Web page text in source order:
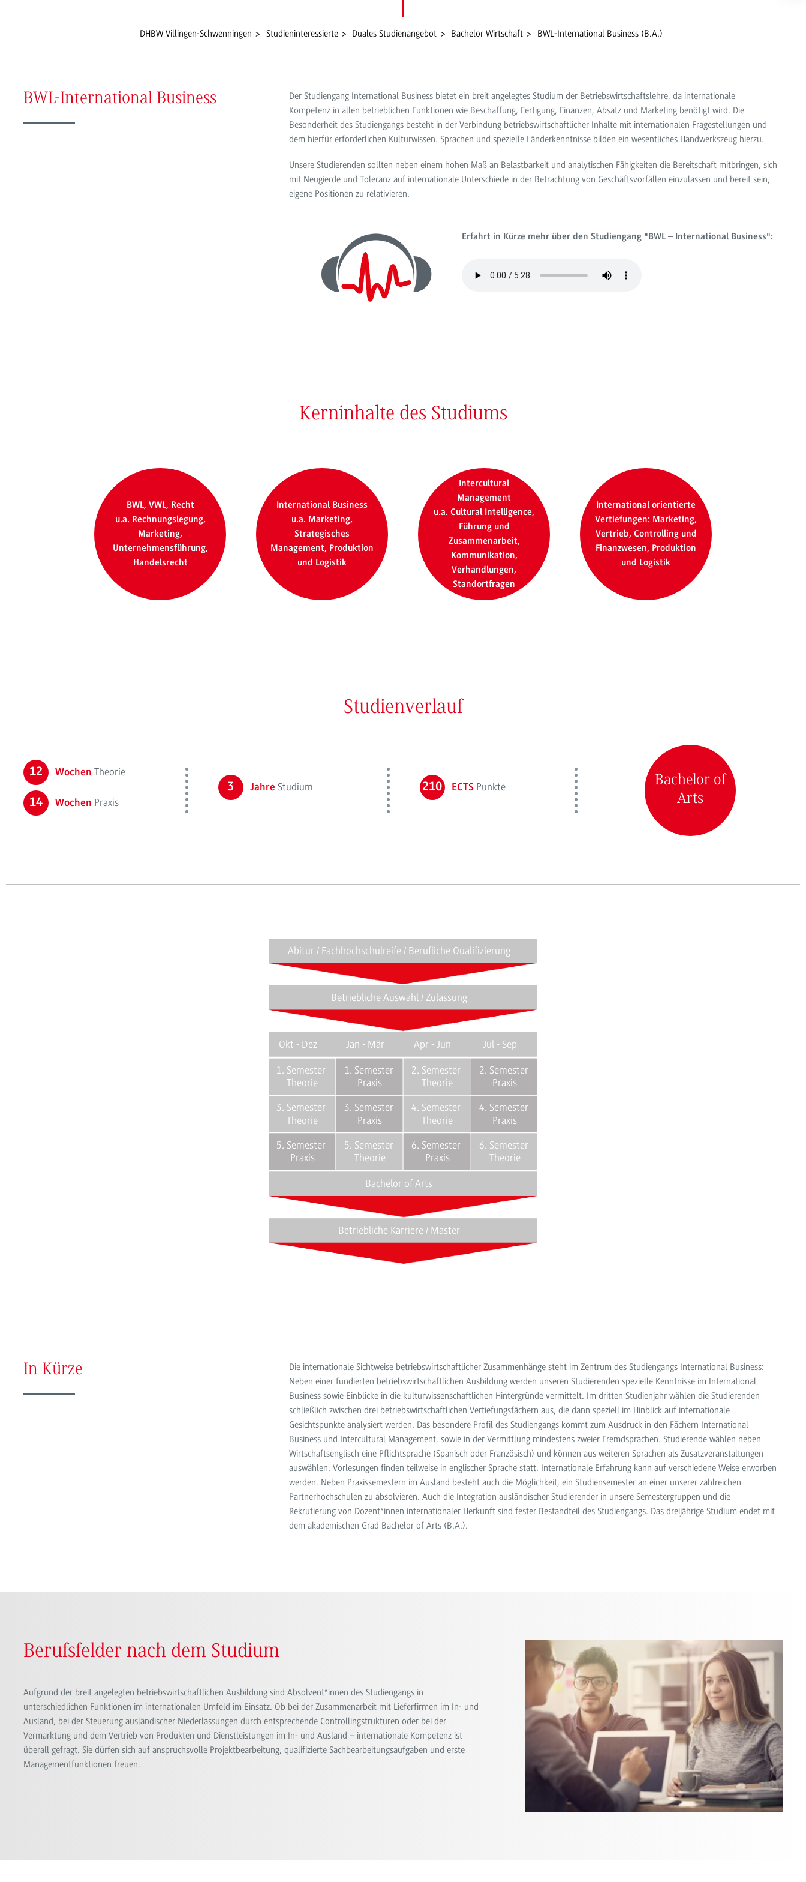
DHBW Villingen-Schwenningen Studieninteressierte Duales Studienangebot Bachelor Wirtschaft BWL-International Business (B.A.)
BWL-International Business
Der Studiengang International Business bietet ein breit angelegtes Studium der Betriebswirtschaftslehre, da internationale
Kompetenz in allen betrieblichen Funktionen wie Beschaffung, Fertigung, Finanzen, Absatz und Marketing benötigt wird. Die
Besonderheit des Studiengangs besteht in der Verbindung betriebswirtschaftlicher Inhalte mit internationalen Fragestellungen und
dem hierfür erforderlichen Kulturwissen. Sprachen und spezielle Länderkenntnisse bilden ein wesentliches Handwerkszeug hierzu.
Unsere Studierenden sollten neben einem hohen Maß an Belastbarkeit und analytischen Fähigkeiten die Bereitschaft mitbringen, sich
mit Neugierde und Toleranz auf internationale Unterschiede in der Betrachtung von Geschäftsvorfällen einzulassen und bereit sein,
eigene Positionen zu relativieren.
Erfahrt in Kürze mehr über den Studiengang "BWL – International Business":
Kerninhalte des Studiums
BWL, VWL, Recht
u.a. Rechnungslegung,
Marketing,
Unternehmensführung,
Handelsrecht
International Business
u.a. Marketing,
Strategisches
Management, Produktion
und Logistik
Intercultural
Management
u.a. Cultural Intelligence,
Führung und
Zusammenarbeit,
Kommunikation,
Verhandlungen,
Standortfragen
International orientierte
Vertiefungen: Marketing,
Vertrieb, Controlling und
Finanzwesen, Produktion
und Logistik
Studienverlauf
12 Wochen Theorie
14 Wochen Praxis
3 Jahre Studium 210 ECTSPunkte
Bachelor of
Arts
Abitur / Fachhochschulreife / Berufliche Qualifizierung
Betriebliche Auswahl / Zulassung
Bachelor of Arts
Betriebliche Karriere / Master
Okt - Dez
1. Semester
Theorie
3. Semester
Theorie
5. Semester
Praxis
1. Semester
Praxis
3. Semester
Praxis
5. Semester
Theorie
2. Semester
Theorie
4. Semester
Theorie
6. Semester
Praxis
2. Semester
Praxis
4. Semester
Praxis
6. Semester
Theorie
Apr - Jun
Jan - Mär Jul - Sep
In Kürze
Die internationale Sichtweise betriebswirtschaftlicher Zusammenhänge steht im Zentrum des Studiengangs International Business:
Neben einer fundierten betriebswirtschaftlichen Ausbildung werden unseren Studierenden spezielle Kenntnisse im International
Business sowie Einblicke in die kulturwissenschaftlichen Hintergründe vermittelt. Im dritten Studienjahr wählen die Studierenden
schließlich zwischen drei betriebswirtschaftlichen Vertiefungsfächern aus, die dann speziell im Hinblick auf internationale
Gesichtspunkte analysiert werden. Das besondere Profil des Studiengangs kommt zum Ausdruck in den Fächern International
Business und Intercultural Management, sowie in der Vermittlung mindestens zweier Fremdsprachen. Studierende wählen neben
Wirtschaftsenglisch eine Pflichtsprache (Spanisch oder Französisch) und können aus weiteren Sprachen als Zusatzveranstaltungen
auswählen. Vorlesungen finden teilweise in englischer Sprache statt. Internationale Erfahrung kann auf verschiedene Weise erworben
werden. Neben Praxissemestern im Ausland besteht auch die Möglichkeit, ein Studiensemester an einer unserer zahlreichen
Partnerhochschulen zu absolvieren. Auch die Integration ausländischer Studierender in unsere Semestergruppen und die
Rekrutierung von Dozent*innen internationaler Herkunft sind fester Bestandteil des Studiengangs. Das dreijährige Studium endet mit
dem akademischen Grad Bachelor of Arts (B.A.).
Berufsfelder nach dem Studium
Aufgrund der breit angelegten betriebswirtschaftlichen Ausbildung sind Absolvent*innen des Studiengangs in
unterschiedlichen Funktionen im internationalen Umfeld im Einsatz. Ob bei der Zusammenarbeit mit Lieferfirmen im In- und
Ausland, bei der Steuerung ausländischer Niederlassungen durch entsprechende Controllingstrukturen oder bei der
Vermarktung und dem Vertrieb von Produkten und Dienstleistungen im In- und Ausland – internationale Kompetenz ist
überall gefragt. Sie dürfen sich auf anspruchsvolle Projektbearbeitung, qualifizierte Sachbearbeitungsaufgaben und erste
Managementfunktionen freuen.